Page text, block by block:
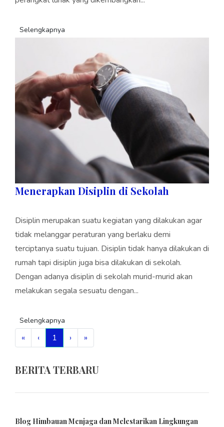
Selengkapnya
Menerapkan Disiplin di Sekolah
Disiplin merupakan suatu kegiatan yang dilakukan agar
tidak melanggar peraturan yang berlaku demi
terciptanya suatu tujuan. Disiplin tidak hanya dilakukan di
rumah tapi disiplin juga bisa dilakukan di sekolah.
Dengan adanya disiplin di sekolah murid-murid akan
melakukan segala sesuatu dengan...
Selengkapnya
« ‹ 1 › »
BERITA TERBARU
Blog Himbauan Menjaga dan Melestarikan Lingkungan